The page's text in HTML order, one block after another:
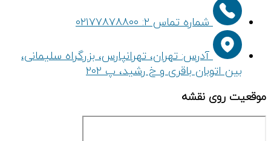
شماره تماس ۲: ۰۲۱۷۷۸۷۸۸۰۰
آدرس: تهران، تهرانپارس، بزرگراه سلیمانی،
باقری و خ رشید، پ 202
نقشه